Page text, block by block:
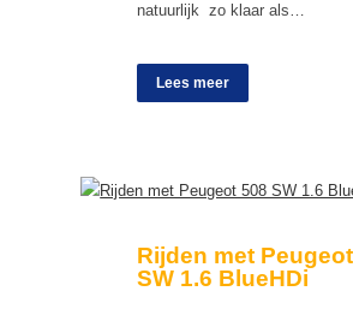
natuurlijk zo klaar als…
Lees meer
Rijden met
SW 1.6 BlueHDi